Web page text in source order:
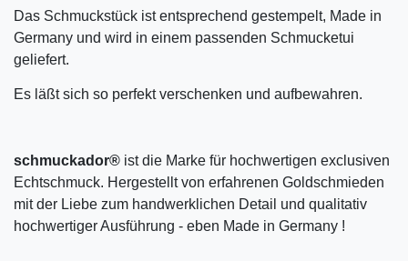
Das Schmuckstück ist entsprechend gestempelt, Made in
Germany und wird in einem passenden Schmucketui
geliefert.
Es läßt sich so perfekt verschenken und aufbewahren.
schmuckador® ist die Marke für hochwertigen exclusiven
Echtschmuck. Hergestellt von erfahrenen Goldschmieden
mit der Liebe zum handwerklichen Detail und qualitativ
hochwertiger Ausführung - eben Made in Germany !